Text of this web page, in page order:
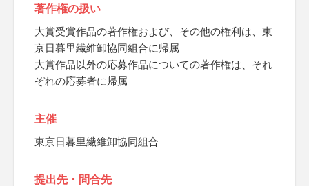
著作権の扱い
大賞受賞作品の著作権および、その他の権利は、東
京日暮里繊維卸協同組合に帰属
大賞作品以外の応募作品についての著作権は、それ
ぞれの応募者に帰属
主催
東京日暮里繊維卸協同組合
提出先・問合先